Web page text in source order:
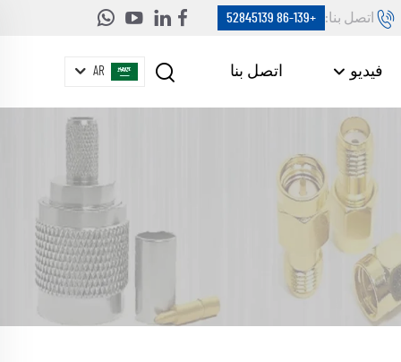
اتصل بنا: +86-139 52845139
فيديو اتصل بنا AR